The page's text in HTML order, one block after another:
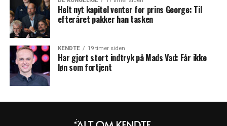
Helt nyt kapitel venter for prins George: Til
efteråret pakker han tasken
KENDTE 19 timer siden
Har gjort stort indtryk på Mads Vad: Får ikke
løn som fortjent